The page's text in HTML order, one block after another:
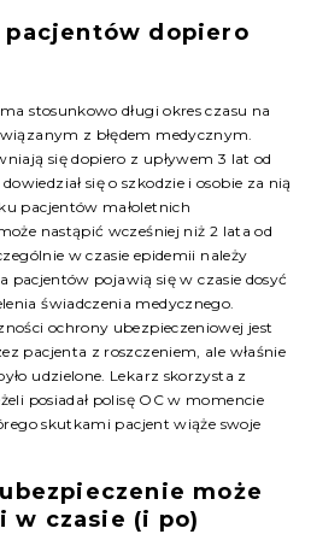
pacjentów dopiero
stosunkowo długi okres czasu na
z błędem medycznym.
się dopiero z upływem 3 lat od
się o szkodzie i osobie za nią
pacjentów małoletnich
nastąpić wcześniej niż 2 lata od
w czasie epidemii należy
pacjentów pojawią się w czasie dosyć
świadczenia medycznego.
ochrony ubezpieczeniowej jest
pacjenta z roszczeniem, ale właśnie
udzielone. Lekarz skorzysta z
posiadał polisę OC w momencie
skutkami pacjent wiąże swoje
może
w czasie (i po)